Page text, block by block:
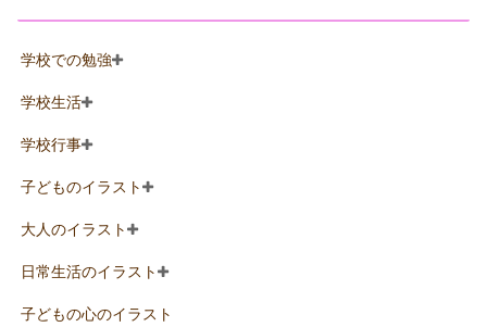
学校での勉強
学校生活
学校行事
子どものイラスト
大人のイラスト
日常生活のイラスト
子どもの心のイラスト